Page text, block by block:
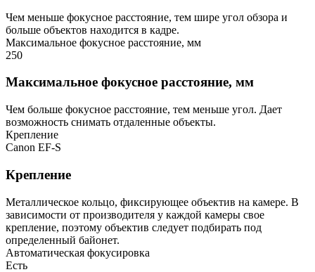
Чем меньше фокусное расстояние, тем шире угол обзора и
больше объектов находится в кадре.
Максимальное фокусное расстояние, мм
250
Максимальное фокусное расстояние, мм
Чем больше фокусное расстояние, тем меньше угол. Дает
возможность снимать отдаленные объекты.
Крепление
Canon EF-S
Крепление
Металлическое кольцо, фиксирующее объектив на камере. В
зависимости от производителя у каждой камеры свое
крепление, поэтому объектив следует подбирать под
определенный байонет.
Автоматическая фокусировка
Есть